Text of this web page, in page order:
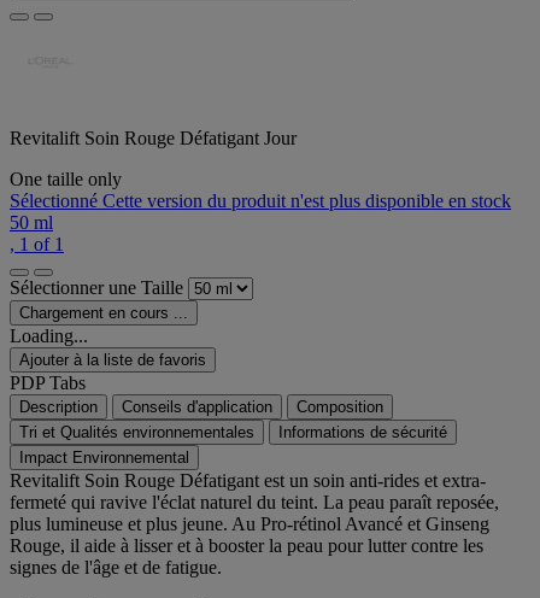
Revitalift Soin Rouge Défatigant Jour
One taille only
Sélectionné Cette version du produit n'est plus disponible en stock
50 ml
, 1 of 1
Sélectionner une Taille
Chargement en cours ...
Loading...
Ajouter à la liste de favoris
PDP Tabs
Description Conseils d'application
Composition
Tri et Qualités environnementales
Informations de sécurité
Impact Environnemental
Revitalift Soin Rouge Défatigant est un soin anti-rides et extra-
fermeté qui ravive l'éclat naturel du teint. La peau paraît reposée,
plus lumineuse et plus jeune. Au Pro-rétinol Avancé et Ginseng
Rouge, il aide à lisser et à booster la peau pour lutter contre les
signes de l'âge et de fatigue.